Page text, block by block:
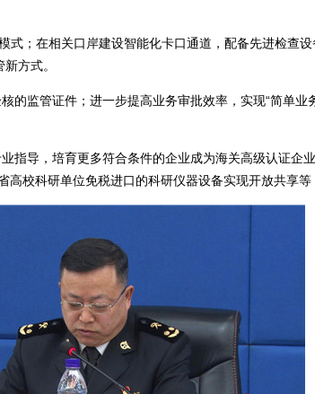
；在相关口岸建设智能化卡口通道，配备先进检查
方式。
监管证件；进一步提高业务审批效率，实现“简单业
导，培育更多符合条件的企业成为海关高级认证企
校科研单位免税进口的科研仪器设备实现开放共享等